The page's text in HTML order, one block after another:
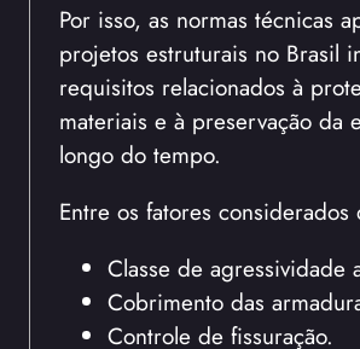
Por isso, as normas técnicas
projetos estruturais no Brasil
requisitos relacionados à
materiais e à preservação da
longo do tempo.
Entre os fatores considerados
Classe de agressividade
Cobrimento das
Controle de fissuração.